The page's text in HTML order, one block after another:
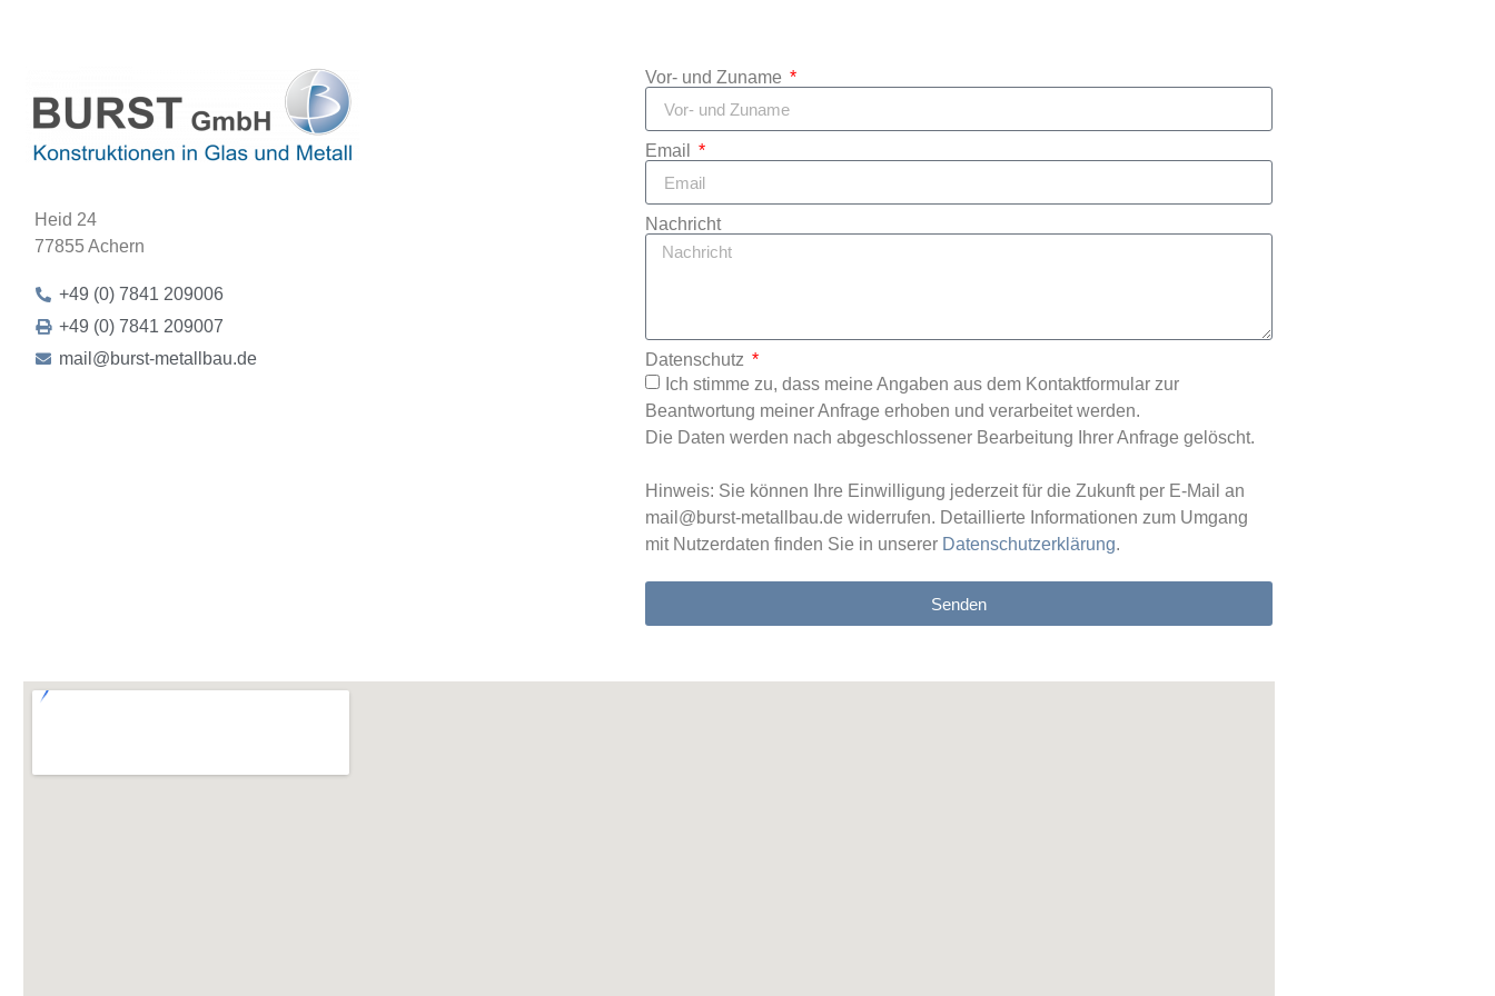
Heid 24
77855 Achern
+49 (0) 7841 209006
+49 (0) 7841 209007
mail@burst-metallbau.de
Vor- und Zuname
Email
Nachricht
Datenschutz
Ich stimme zu, dass meine Angaben aus dem Kontaktformular zur
Beantwortung meiner Anfrage erhoben und verarbeitet werden.
Die Daten werden nach abgeschlossener Bearbeitung Ihrer Anfrage gelöscht.
Hinweis: Sie können Ihre Einwilligung jederzeit für die Zukunft per E-Mail an
mail@burst-metallbau.de widerrufen. Detaillierte Informationen zum Umgang
mit Nutzerdaten finden Sie in unserer Datenschutzerklärung.
Senden